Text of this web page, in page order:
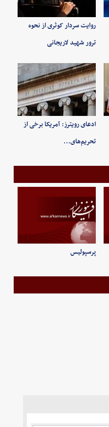
روایت سردار کوثری از نحوه
ترور شهید لاریجانی
ادعای رویترز: آمریکا برخی از
تحریم‌های…
پرسپولیس